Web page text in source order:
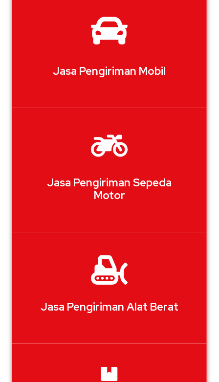
Jasa Pengiriman Mobil
Jasa Pengiriman Sepeda
Motor
Jasa Pengiriman Alat Berat